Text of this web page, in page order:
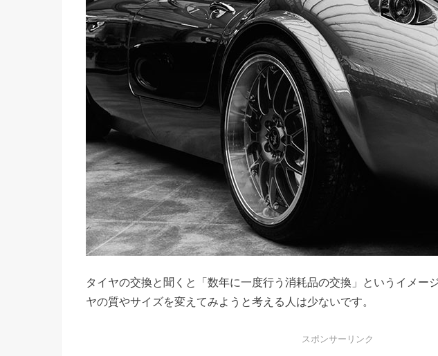
タイヤの交換と聞くと「数年に一度行う消耗品の交換」というイメー
ヤの質やサイズを変えてみようと考える人は少ないです。
スポンサーリンク